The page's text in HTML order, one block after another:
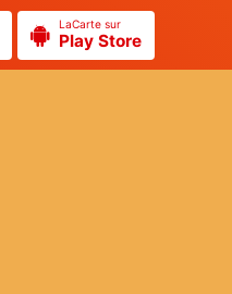
LaCarte sur
Play Store